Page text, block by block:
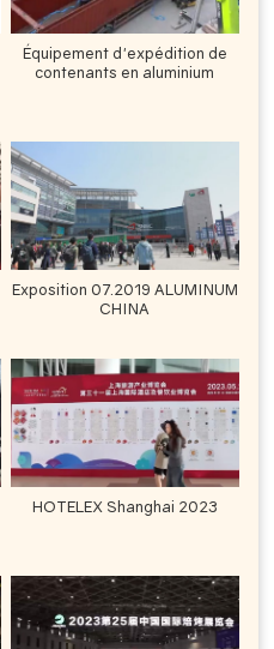
Équipement d'expédition de
contenants en aluminium
Exposition 07.2019 ALUMINUM
CHINA
HOTELEX Shanghai 2023